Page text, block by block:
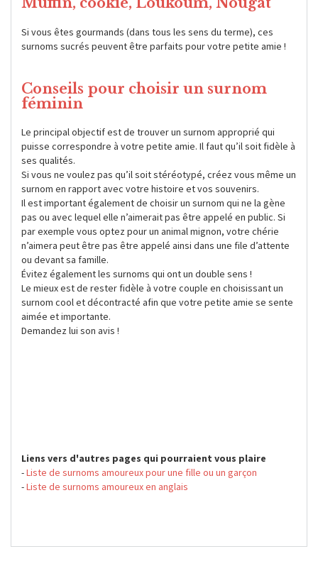
Si vous êtes gourmands (dans tous les sens du terme), ces
surnoms sucrés peuvent être parfaits pour votre petite amie !
Conseils pour choisir un surnom
féminin
Le principal objectif est de trouver un surnom approprié qui
puisse correspondre à votre petite amie. Il faut qu’il soit fidèle à
ses qualités.
Si vous ne voulez pas qu’il soit stéréotypé, créez vous même un
surnom en rapport avec votre histoire et vos souvenirs.
Il est important également de choisir un surnom qui ne la gène
pas ou avec lequel elle n’aimerait pas être appelé en public. Si
par exemple vous optez pour un animal mignon, votre chérie
n’aimera peut être pas être appelé ainsi dans une file d’attente
ou devant sa famille.
Évitez également les surnoms qui ont un double sens !
Le mieux est de rester fidèle à votre couple en choisissant un
surnom cool et décontracté afin que votre petite amie se sente
aimée et importante.
Demandez lui son avis !
Liens vers d'autres pages qui pourraient vous plaire
-Liste de surnoms amoureux pour une fille ou un garçon
-Liste de surnoms amoureux en anglais